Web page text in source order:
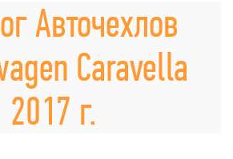
Авточехлов
Caravella
2017 г.